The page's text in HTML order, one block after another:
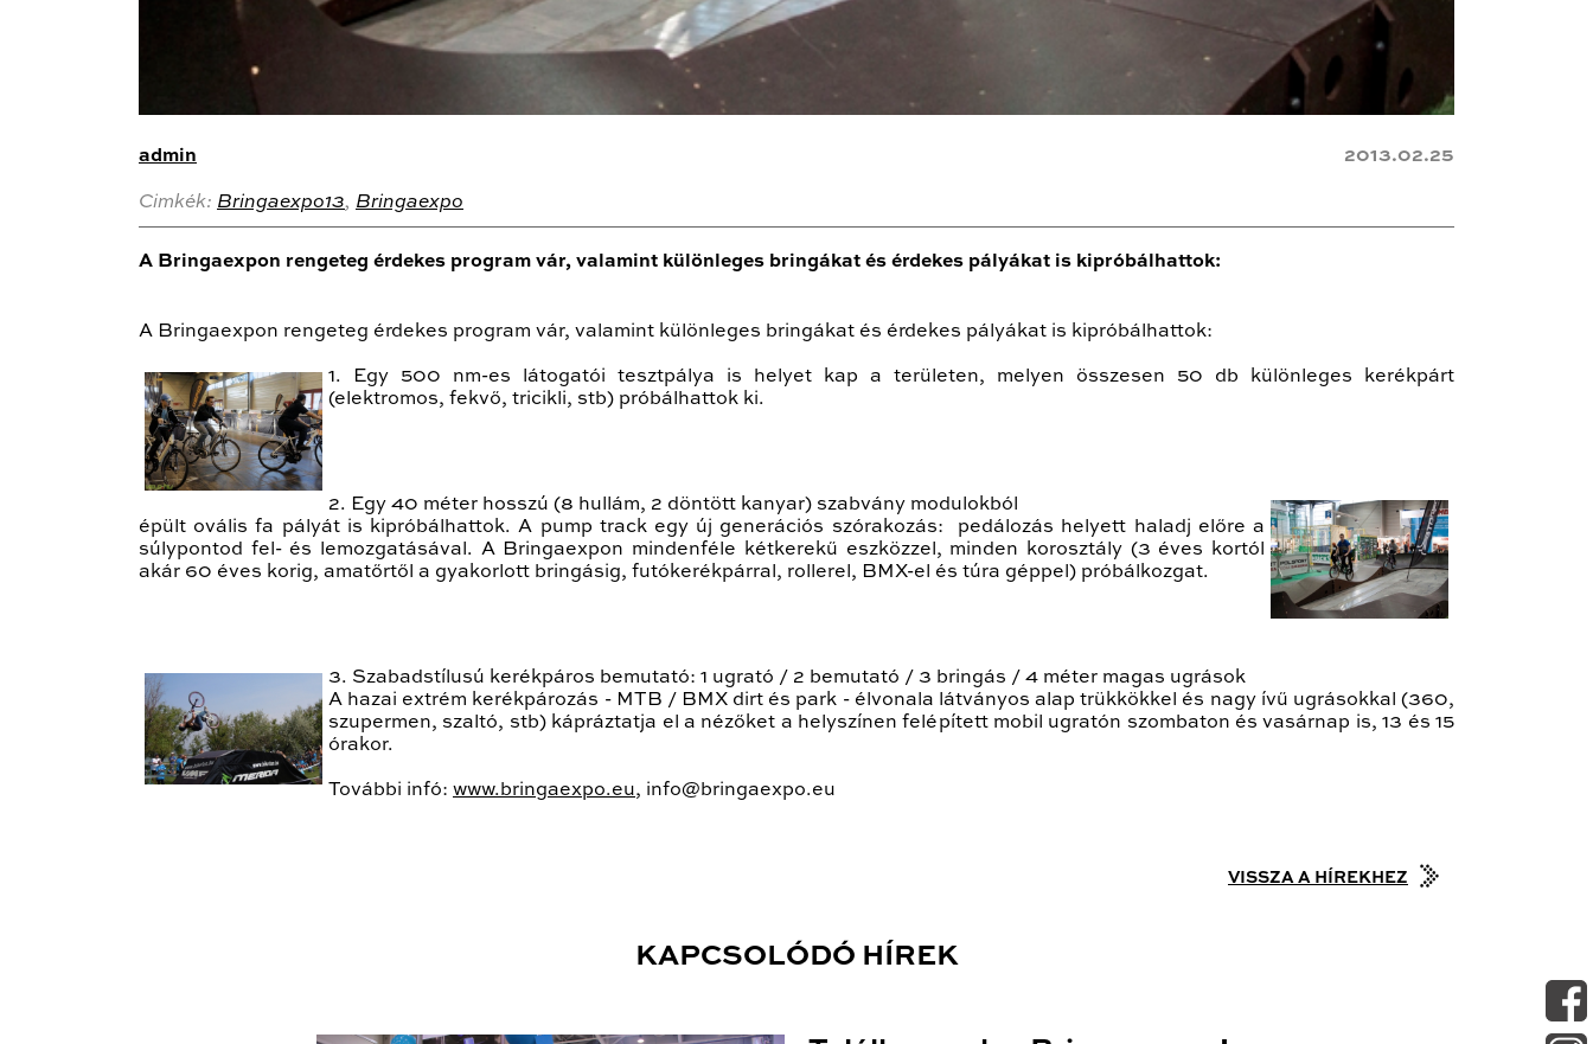
admin 2013.02.25
Cimkék: Bringaexpo13, Bringaexpo
A Bringaexpon rengeteg érdekes program vár, valamint különleges bringákat és érdekes pályákat is kipróbálhattok:
A Bringaexpon rengeteg érdekes program vár, valamint különleges bringákat és érdekes pályákat is kipróbálhattok:
1. Egy 500 nm-es látogatói tesztpálya is helyet kap a területen, melyen összesen 50 db különleges kerékpárt
(elektromos, fekvő, tricikli, stb) próbálhattok ki.
2. Egy 40 méter hosszú (8 hullám, 2 döntött kanyar) szabvány modulokból
épült ovális fa pályát is kipróbálhattok. A pump track egy új generációs szórakozás: pedálozás helyett haladj előre a
súlypontod fel- és lemozgatásával. A Bringaexpon mindenféle kétkerekű eszközzel, minden korosztály (3 éves kortól
akár 60 éves korig, amatőrtől a gyakorlott bringásig, futókerékpárral, rollerel, BMX-el és túra géppel) próbálkozgat.
3. Szabadstílusú kerékpáros bemutató: 1 ugrató / 2 bemutató / 3 bringás / 4 méter magas ugrások
A hazai extrém kerékpározás - MTB / BMX dirt és park - élvonala látványos alap trükkökkel és nagy ívű ugrásokkal (360,
szupermen, szaltó, stb) kápráztatja el a nézőket a helyszínen felépített mobil ugratón szombaton és vasárnap is, 13 és 15
órakor.
További infó: www.bringaexpo.eu, info@bringaexpo.eu
VISSZA A HÍREKHEZ
KAPCSOLÓDÓ HÍREK